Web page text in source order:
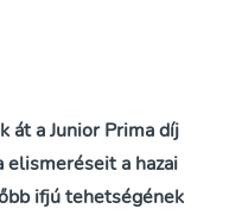
át a Junior Prima díj
elismeréseit a hazai
ifjú tehetségének